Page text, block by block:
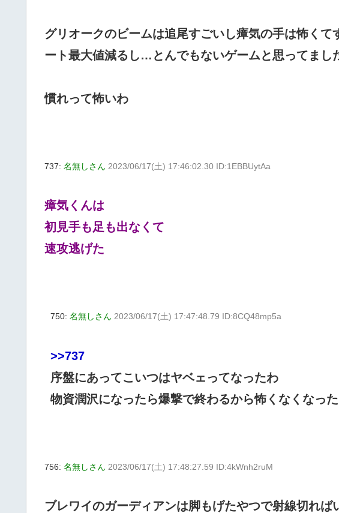
グリオークのビームは追尾すごいし瘴気の手は怖く
ート最大値減るし…とんでもないゲームと思ってまし
慣れって怖いわ
737: 名無しさん 2023/06/17(土) 17:46:02.30 ID:1EBBUytAa
瘴気くんは
初見手も足も出なくて
速攻逃げた
750: 名無しさん 2023/06/17(土) 17:47:48.79 ID:8CQ48mp5a
>>737
序盤にあってこいつはヤベェってなったわ
物資潤沢になったら爆撃で終わるから怖くなくなっ
756: 名無しさん 2023/06/17(土) 17:48:27.59 ID:4kWnh2ruM
ブレワイのガーディアンは脚もげたやつで射線切れば